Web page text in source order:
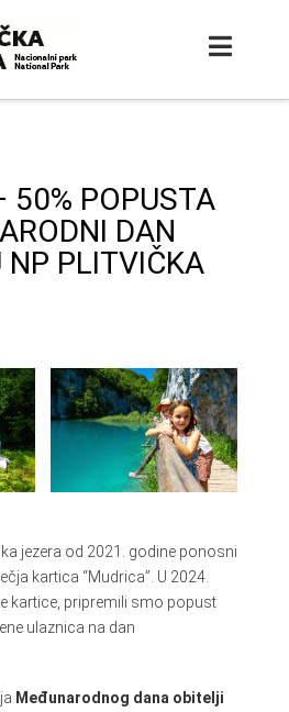
50% POPUSTA
DAN
NP PLITVIČKA
jezera od 2021. godine ponosni
kartica “Mudrica”. U 2024.
kartice, pripremili smo popust
ulaznica na dan
Međunarodnog dana obitelji